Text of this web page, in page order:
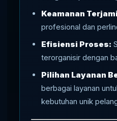
Keamanan
profesional dan
Efisiensi Proses:
terorganisir dengan
Pilihan Layanan
berbagai layanan
kebutuhan unik